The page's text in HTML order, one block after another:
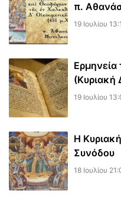
π.
19 Ιουλίου
(Κυριακή
19 Ιουλίου
Η
Συνόδου
18 Ιουλίου